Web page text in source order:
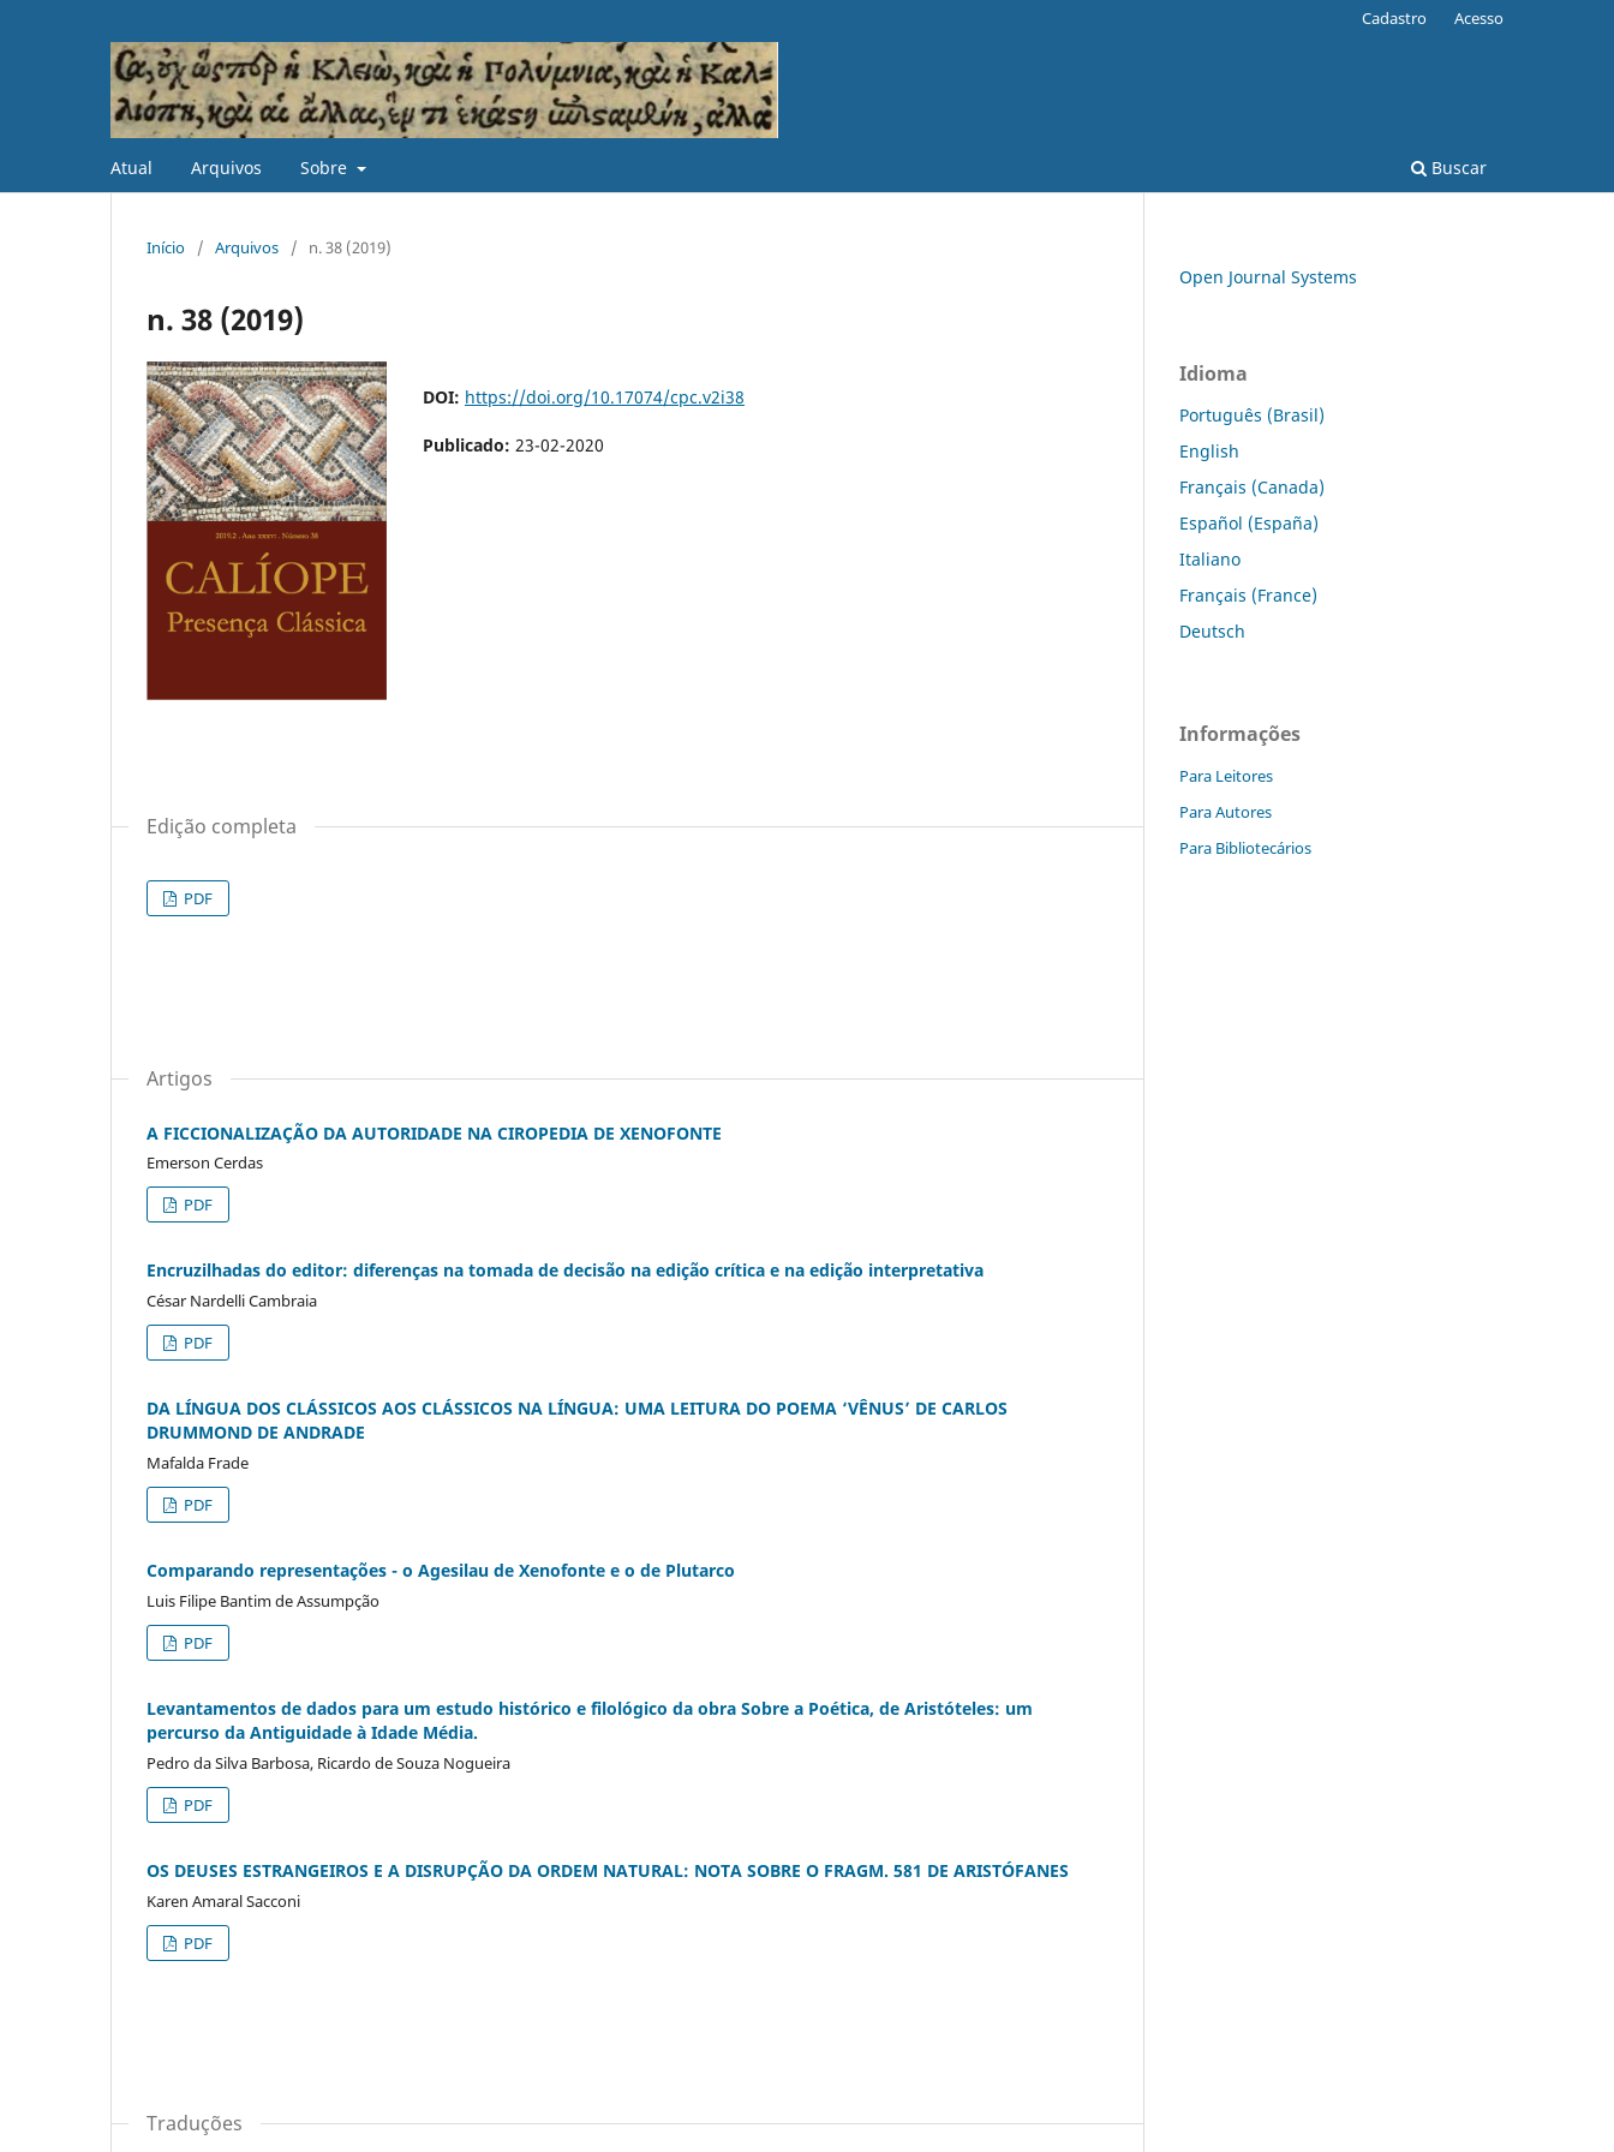
Atual Arquivos Sobre Buscar
Cadastro Acesso
Início / Arquivos / n. 38 (2019)
n. 38 (2019)
DOI: https://doi.org/10.17074/cpc.v2i38
Publicado: 23-02-2020
Edição completa
PDF
Artigos
A FICCIONALIZAÇÃO DA AUTORIDADE NA CIROPEDIA DE XENOFONTE
Emerson Cerdas
PDF
Encruzilhadas do editor: diferenças na tomada de decisão na edição crítica e na edição interpretativa
César Nardelli Cambraia
PDF
DA LÍNGUA DOS CLÁSSICOS AOS CLÁSSICOS NA LÍNGUA: UMA LEITURA DO POEMA ‘VÊNUS’ DE CARLOS
DRUMMOND DE ANDRADE
Mafalda Frade
PDF
Comparando representações - o Agesilau de Xenofonte e o de Plutarco
Luis Filipe Bantim de Assumpção
PDF
Levantamentos de dados para um estudo histórico e filológico da obra Sobre a Poética, de Aristóteles: um
percurso da Antiguidade à Idade Média.
Pedro da Silva Barbosa, Ricardo de Souza Nogueira
PDF
OS DEUSES ESTRANGEIROS E A DISRUPÇÃO DA ORDEM NATURAL: NOTA SOBRE O FRAGM. 581 DE ARISTÓFANES
Karen Amaral Sacconi
PDF
Traduções
Open Journal Systems
Idioma
Português (Brasil)
English
Français (Canada)
Español (España)
Italiano
Français (France)
Deutsch
Informações
Para Leitores
Para Autores
Para Bibliotecários